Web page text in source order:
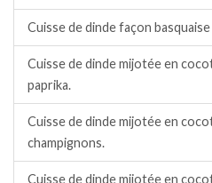
Cuisse de dinde façon
Cuisse de dinde mijotée en
paprika.
Cuisse de dinde mijotée en
champignons.
Cuisse de dinde mijotée en